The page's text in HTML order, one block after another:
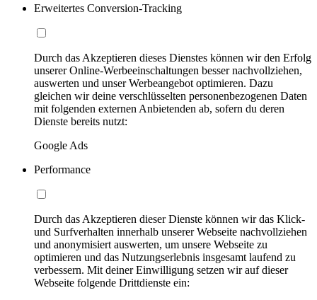
Erweitertes Conversion-Tracking
Durch das Akzeptieren dieses Dienstes können wir den Erfolg
unserer Online-Werbeeinschaltungen besser nachvollziehen,
auswerten und unser Werbeangebot optimieren. Dazu
gleichen wir deine verschlüsselten personenbezogenen Daten
mit folgenden externen Anbietenden ab, sofern du deren
Dienste bereits nutzt:
Google Ads
Performance
Durch das Akzeptieren dieser Dienste können wir das Klick-
und Surfverhalten innerhalb unserer Webseite nachvollziehen
und anonymisiert auswerten, um unsere Webseite zu
optimieren und das Nutzungserlebnis insgesamt laufend zu
verbessern. Mit deiner Einwilligung setzen wir auf dieser
Webseite folgende Drittdienste ein: